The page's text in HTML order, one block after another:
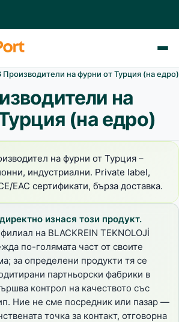
Производители на фурни от Турция (на едро)
на
(на едро)
на фурни от Турция –
индустриални. Private label,
EAC сертификати, бърза доставка.
изнася този продукт.
на BLACKREIN TEKNOLOJİ
по-голямата част от своите
за определени продукти тя се
партньорски фабрики в
контрол на качеството със
Ние не сме посредник или пазар —
точка за контакт, отговорна